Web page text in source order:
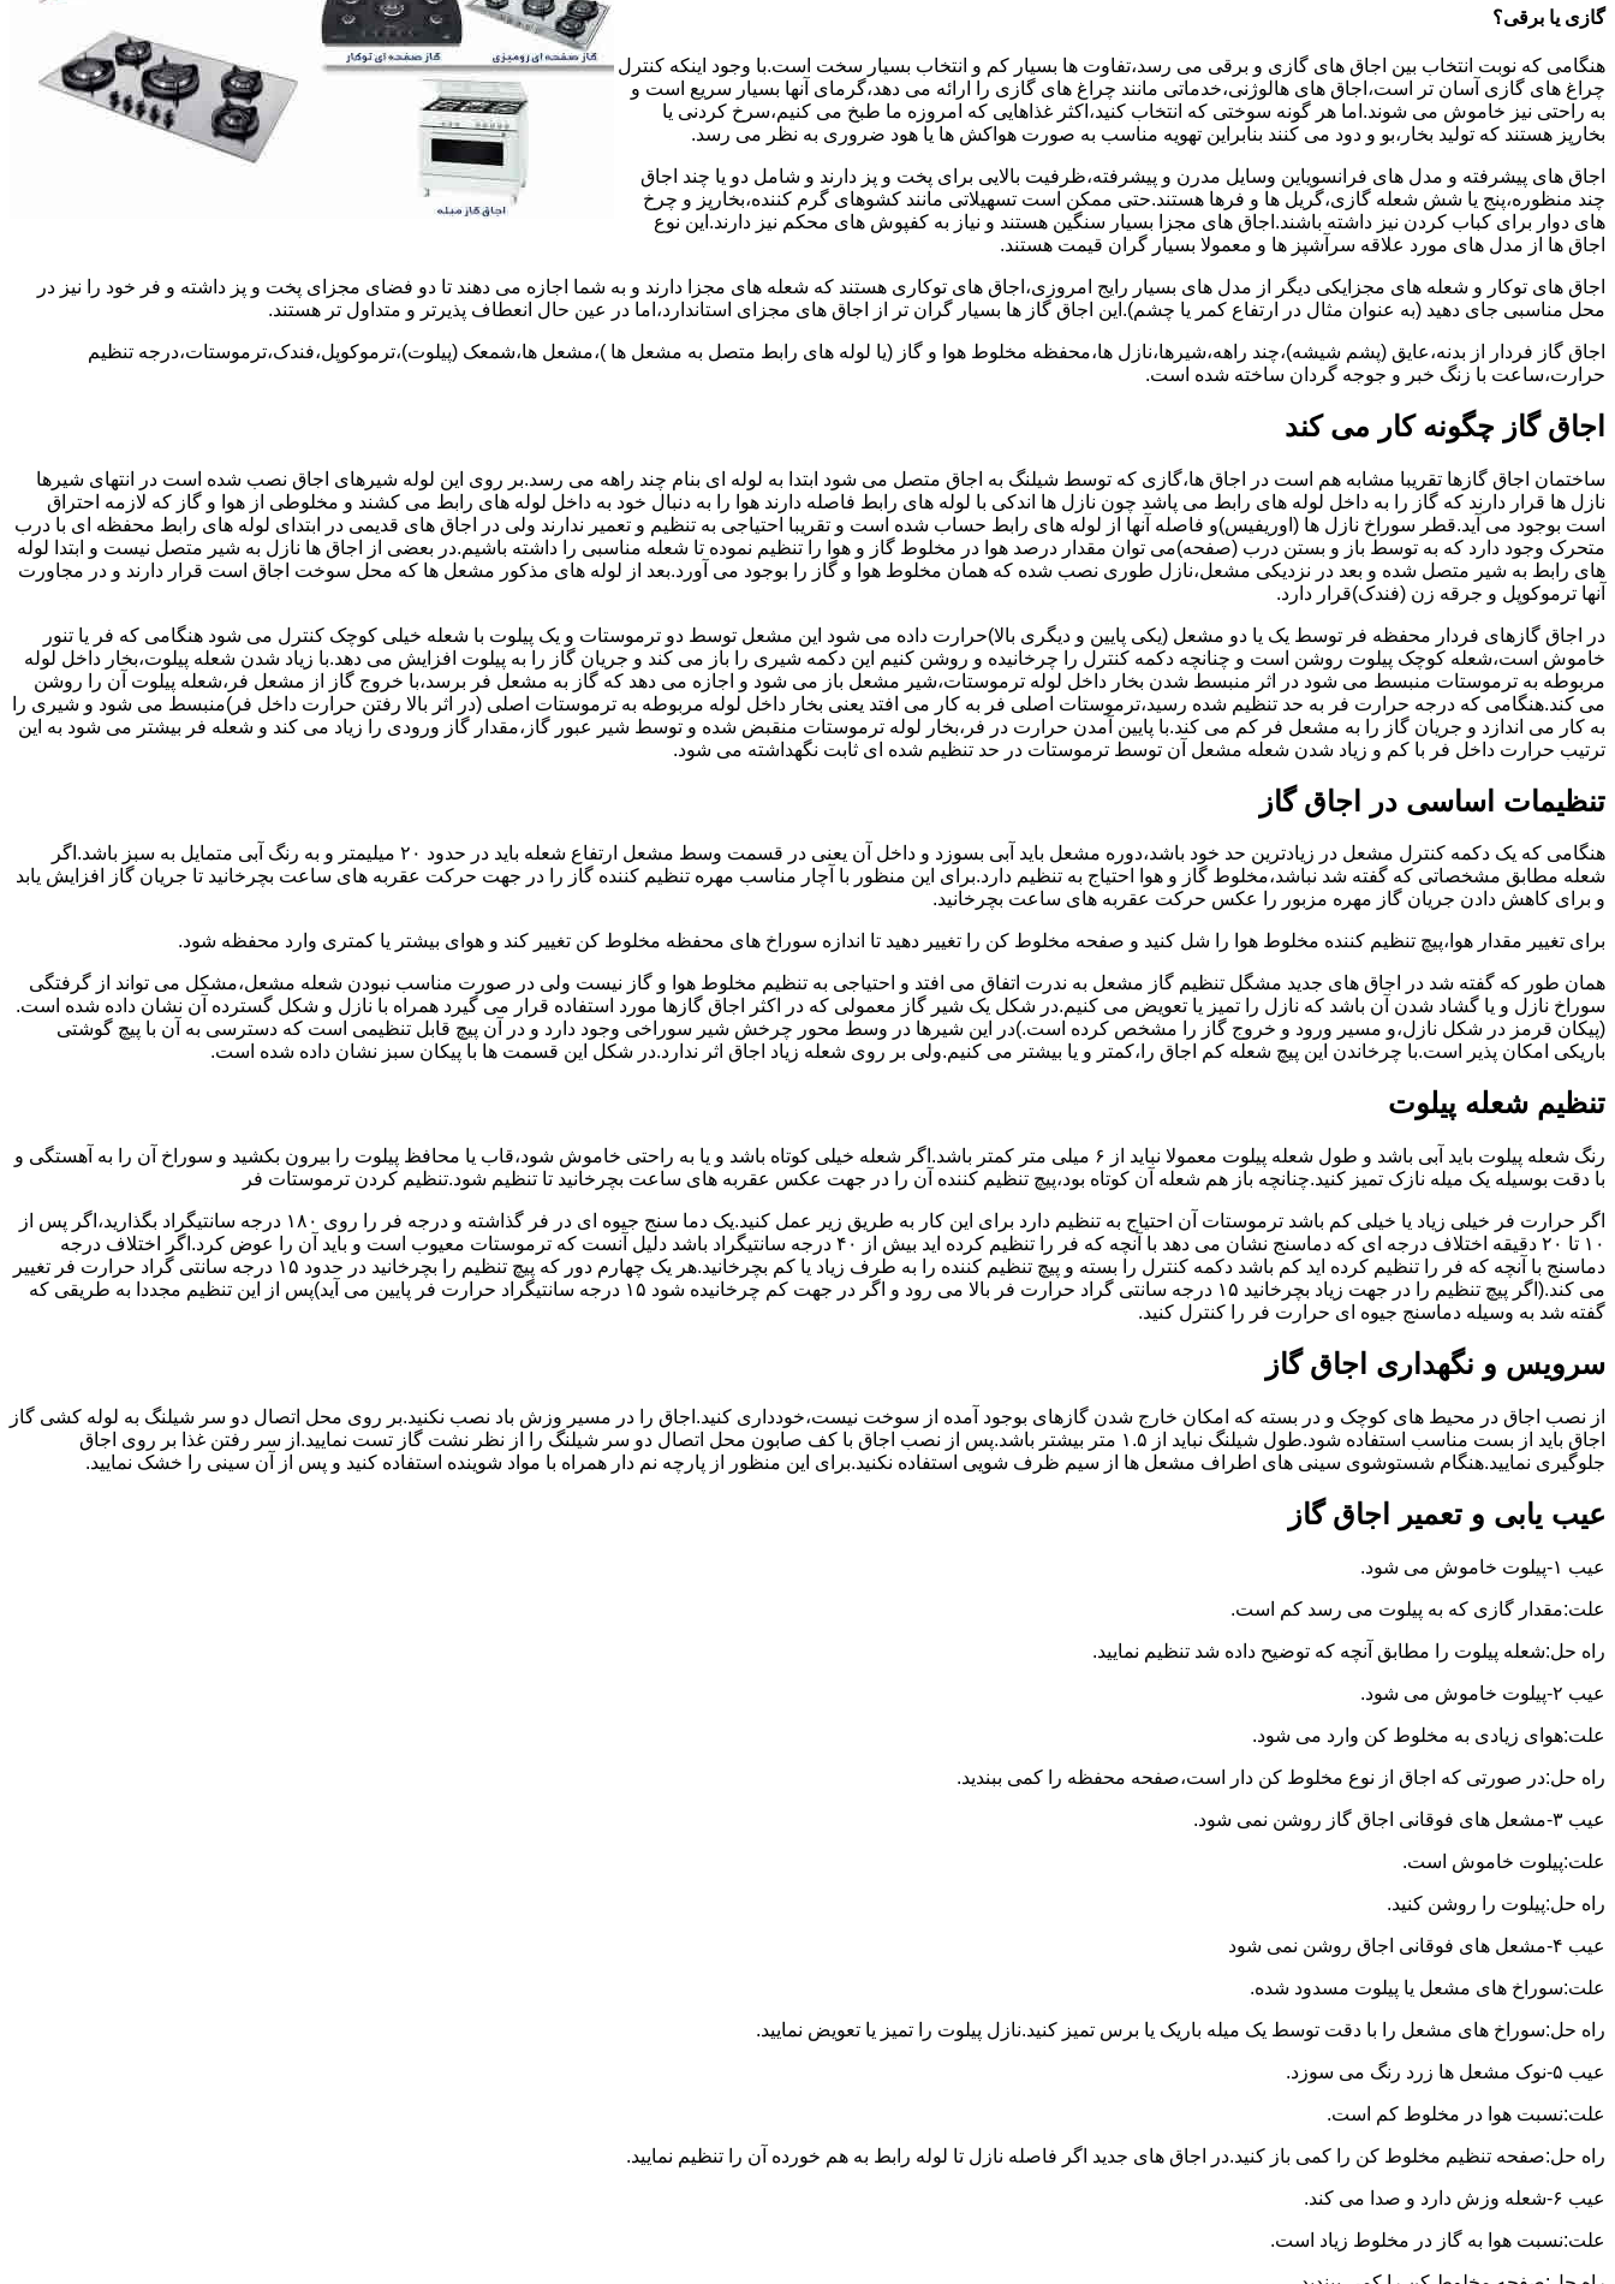
گازی یا برقی؟
هنگامی که نوبت انتخاب بین اجاق های گازی و برقی می رسد،تفاوت ها بسیار کم و انتخاب بسیار سخت است.با وجود اینکه کنترل
چراغ های گازی آسان تر است،اجاق های هالوژنی،خدماتی مانند چراغ های گازی را ارائه می دهد،گرمای آنها بسیار سریع است و
به راحتی نیز خاموش می شوند.اما هر گونه سوختی که انتخاب کنید،اکثر غذاهایی که امروزه ما طبخ می کنیم،سرخ کردنی یا
بخارپز هستند که تولید بخار،بو و دود می کنند بنابراین تهویه مناسب به صورت هواکش ها یا هود ضروری به نظر می رسد.
اجاق های پیشرفته و مدل های فرانسویاین وسایل مدرن و پیشرفته،ظرفیت بالایی برای پخت و پز دارند و شامل دو یا چند اجاق
چند منظوره،پنج یا شش شعله گازی،گریل ها و فرها هستند.حتی ممکن است تسهیلاتی مانند کشوهای گرم کننده،بخارپز و چرخ
های دوار برای کباب کردن نیز داشته باشند.اجاق های مجزا بسیار سنگین هستند و نیاز به کفپوش های محکم نیز دارند.این نوع
اجاق ها از مدل های مورد علاقه سرآشپز ها و معمولا بسیار گران قیمت هستند.
اجاق های توکار و شعله های مجزایکی دیگر از مدل های بسیار رایج امروزی،اجاق های توکاری هستند که شعله های مجزا دارند و به شما اجازه می دهند تا دو فضای مجزای پخت و پز داشته و فر خود را نیز در
محل مناسبی جای دهید (به عنوان مثال در ارتفاع کمر یا چشم).این اجاق گاز ها بسیار گران تر از اجاق های مجزای استاندارد،اما در عین حال انعطاف پذیرتر و متداول تر هستند.
اجاق گاز فردار از بدنه،عایق (پشم شیشه)،چند راهه،شیرها،نازل ها،محفظه مخلوط هوا و گاز (یا لوله های رابط متصل به مشعل ها )،مشعل ها،شمعک (پیلوت)،ترموکوپل،فندک،ترموستات،درجه تنظیم
حرارت،ساعت با زنگ خبر و جوجه گردان ساخته شده است.
اجاق گاز چگونه کار می کند
ساختمان اجاق گازها تقریبا مشابه هم است در اجاق ها،گازی که توسط شیلنگ به اجاق متصل می شود ابتدا به لوله ای بنام چند راهه می رسد.بر روی این لوله شیرهای اجاق نصب شده است در انتهای شیرها
نازل ها قرار دارند که گاز را به داخل لوله های رابط می پاشد چون نازل ها اندکی با لوله های رابط فاصله دارند هوا را به دنبال خود به داخل لوله های رابط می کشند و مخلوطی از هوا و گاز که لازمه احتراق
است بوجود می آید.قطر سوراخ نازل ها (اوریفیس)و فاصله آنها از لوله های رابط حساب شده است و تقریبا احتیاجی به تنظیم و تعمیر ندارند ولی در اجاق های قدیمی در ابتدای لوله های رابط محفظه ای با درب
متحرک وجود دارد که به توسط باز و بستن درب (صفحه)می توان مقدار درصد هوا در مخلوط گاز و هوا را تنظیم نموده تا شعله مناسبی را داشته باشیم.در بعضی از اجاق ها نازل به شیر متصل نیست و ابتدا لوله
های رابط به شیر متصل شده و بعد در نزدیکی مشعل،نازل طوری نصب شده که همان مخلوط هوا و گاز را بوجود می آورد.بعد از لوله های مذکور مشعل ها که محل سوخت اجاق است قرار دارند و در مجاورت
آنها ترموکوپل و جرقه زن (فندک)قرار دارد.
در اجاق گازهای فردار محفظه فر توسط یک یا دو مشعل (یکی پایین و دیگری بالا)حرارت داده می شود این مشعل توسط دو ترموستات و یک پیلوت با شعله خیلی کوچک کنترل می شود هنگامی که فر یا تنور
خاموش است،شعله کوچک پیلوت روشن است و چنانچه دکمه کنترل را چرخانیده و روشن کنیم این دکمه شیری را باز می کند و جریان گاز را به پیلوت افزایش می دهد.با زیاد شدن شعله پیلوت،بخار داخل لوله
مربوطه به ترموستات منبسط می شود در اثر منبسط شدن بخار داخل لوله ترموستات،شیر مشعل باز می شود و اجازه می دهد که گاز به مشعل فر برسد،با خروج گاز از مشعل فر،شعله پیلوت آن را روشن
می کند.هنگامی که درجه حرارت فر به حد تنظیم شده رسید،ترموستات اصلی فر به کار می افتد یعنی بخار داخل لوله مربوطه به ترموستات اصلی (در اثر بالا رفتن حرارت داخل فر)منبسط می شود و شیری را
به کار می اندازد و جریان گاز را به مشعل فر کم می کند.با پایین آمدن حرارت در فر،بخار لوله ترموستات منقبض شده و توسط شیر عبور گاز،مقدار گاز ورودی را زیاد می کند و شعله فر بیشتر می شود به این
ترتیب حرارت داخل فر با کم و زیاد شدن شعله مشعل آن توسط ترموستات در حد تنظیم شده ای ثابت نگهداشته می شود.
تنظیمات اساسی در اجاق گاز
هنگامی که یک دکمه کنترل مشعل در زیادترین حد خود باشد،دوره مشعل باید آبی بسوزد و داخل آن یعنی در قسمت وسط مشعل ارتفاع شعله باید در حدود ۲۰ میلیمتر و به رنگ آبی متمایل به سبز باشد.اگر
شعله مطابق مشخصاتی که گفته شد نباشد،مخلوط گاز و هوا احتیاج به تنظیم دارد.برای این منظور با آچار مناسب مهره تنظیم کننده گاز را در جهت حرکت عقربه های ساعت بچرخانید تا جریان گاز افزایش یابد
و برای کاهش دادن جریان گاز مهره مزبور را عکس حرکت عقربه های ساعت بچرخانید.
برای تغییر مقدار هوا،پیچ تنظیم کننده مخلوط هوا را شل کنید و صفحه مخلوط کن را تغییر دهید تا اندازه سوراخ های محفظه مخلوط کن تغییر کند و هوای بیشتر یا کمتری وارد محفظه شود.
همان طور که گفته شد در اجاق های جدید مشگل تنظیم گاز مشعل به ندرت اتفاق می افتد و احتیاجی به تنظیم مخلوط هوا و گاز نیست ولی در صورت مناسب نبودن شعله مشعل،مشکل می تواند از گرفتگی
سوراخ نازل و یا گشاد شدن آن باشد که نازل را تمیز یا تعویض می کنیم.در شکل یک شیر گاز معمولی که در اکثر اجاق گازها مورد استفاده قرار می گیرد همراه با نازل و شکل گسترده آن نشان داده شده است.
(پیکان قرمز در شکل نازل،و مسیر ورود و خروج گاز را مشخص کرده است.)در این شیرها در وسط محور چرخش شیر سوراخی وجود دارد و در آن پیچ قابل تنظیمی است که دسترسی به آن با پیچ گوشتی
باریکی امکان پذیر است.با چرخاندن این پیچ شعله کم اجاق را،کمتر و یا بیشتر می کنیم.ولی بر روی شعله زیاد اجاق اثر ندارد.در شکل این قسمت ها با پیکان سبز نشان داده شده است.
تنظیم شعله پیلوت
رنگ شعله پیلوت باید آبی باشد و طول شعله پیلوت معمولا نباید از ۶ میلی متر کمتر باشد.اگر شعله خیلی کوتاه باشد و یا به راحتی خاموش شود،قاب یا محافظ پیلوت را بیرون بکشید و سوراخ آن را به آهستگی و
با دقت بوسیله یک میله نازک تمیز کنید.چنانچه باز هم شعله آن کوتاه بود،پیچ تنظیم کننده آن را در جهت عکس عقربه های ساعت بچرخانید تا تنظیم شود.تنظیم کردن ترموستات فر
اگر حرارت فر خیلی زیاد یا خیلی کم باشد ترموستات آن احتیاج به تنظیم دارد برای این کار به طریق زیر عمل کنید.یک دما سنج جیوه ای در فر گذاشته و درجه فر را روی ۱۸۰ درجه سانتیگراد بگذارید،اگر پس از
۱۰ تا ۲۰ دقیقه اختلاف درجه ای که دماسنج نشان می دهد با آنچه که فر را تنظیم کرده اید بیش از ۴۰ درجه سانتیگراد باشد دلیل آنست که ترموستات معیوب است و باید آن را عوض کرد.اگر اختلاف درجه
دماسنج با آنچه که فر را تنظیم کرده اید کم باشد دکمه کنترل را بسته و پیچ تنظیم کننده را به طرف زیاد یا کم بچرخانید.هر یک چهارم دور که پیچ تنظیم را بچرخانید در حدود ۱۵ درجه سانتی گراد حرارت فر تغییر
می کند.(اگر پیچ تنظیم را در جهت زیاد بچرخانید ۱۵ درجه سانتی گراد حرارت فر بالا می رود و اگر در جهت کم چرخانیده شود ۱۵ درجه سانتیگراد حرارت فر پایین می آید)پس از این تنظیم مجددا به طریقی که
گفته شد به وسیله دماسنج جیوه ای حرارت فر را کنترل کنید.
سرویس و نگهداری اجاق گاز
از نصب اجاق در محیط های کوچک و در بسته که امکان خارج شدن گازهای بوجود آمده از سوخت نیست،خودداری کنید.اجاق را در مسیر وزش باد نصب نکنید.بر روی محل اتصال دو سر شیلنگ به لوله کشی گاز
اجاق باید از بست مناسب استفاده شود.طول شیلنگ نباید از ۱.۵ متر بیشتر باشد.پس از نصب اجاق با کف صابون محل اتصال دو سر شیلنگ را از نظر نشت گاز تست نمایید.از سر رفتن غذا بر روی اجاق
جلوگیری نمایید.هنگام شستوشوی سینی های اطراف مشعل ها از سیم ظرف شویی استفاده نکنید.برای این منظور از پارچه نم دار همراه با مواد شوینده استفاده کنید و پس از آن سینی را خشک نمایید.
عیب یابی و تعمیر اجاق گاز
عیب ۱-پیلوت خاموش می شود.
علت:مقدار گازی که به پیلوت می رسد کم است.
راه حل:شعله پیلوت را مطابق آنچه که توضیح داده شد تنظیم نمایید.
عیب ۲-پیلوت خاموش می شود.
علت:هوای زیادی به مخلوط کن وارد می شود.
راه حل:در صورتی که اجاق از نوع مخلوط کن دار است،صفحه محفظه را کمی ببندید.
عیب ۳-مشعل های فوقانی اجاق گاز روشن نمی شود.
علت:پیلوت خاموش است.
راه حل:پیلوت را روشن کنید.
عیب ۴-مشعل های فوقانی اجاق روشن نمی شود
علت:سوراخ های مشعل یا پیلوت مسدود شده.
راه حل:سوراخ های مشعل را با دقت توسط یک میله باریک یا برس تمیز کنید.نازل پیلوت را تمیز یا تعویض نمایید.
عیب ۵-نوک مشعل ها زرد رنگ می سوزد.
علت:نسبت هوا در مخلوط کم است.
راه حل:صفحه تنظیم مخلوط کن را کمی باز کنید.در اجاق های جدید اگر فاصله نازل تا لوله رابط به هم خورده آن را تنظیم نمایید.
عیب ۶-شعله وزش دارد و صدا می کند.
علت:نسبت هوا به گاز در مخلوط زیاد است.